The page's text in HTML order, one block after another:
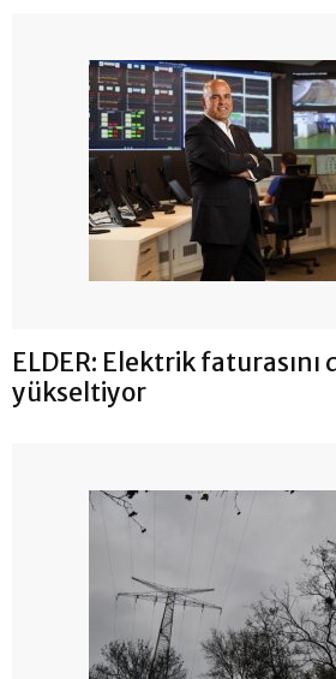
ELDER: Elektrik faturasını
yükseltiyor